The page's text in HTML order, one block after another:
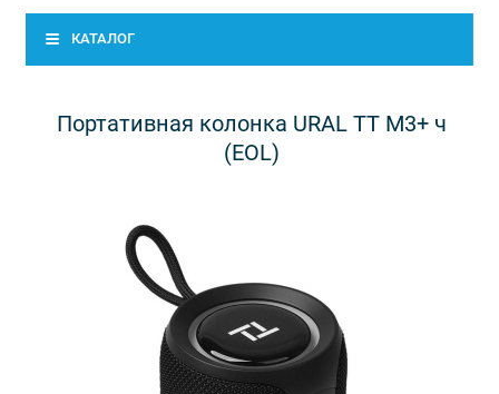
КАТАЛОГ
Портативная колонка URAL ТТ М3+ ч
(EOL)